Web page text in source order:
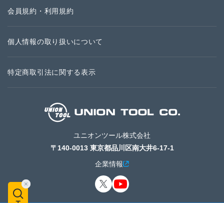
会員規約・利用規約
個人情報の取り扱いについて
特定商取引法に関する表示
ユニオンツール株式会社
〒140-0013 東京都品川区南大井6-17-1
企業情報